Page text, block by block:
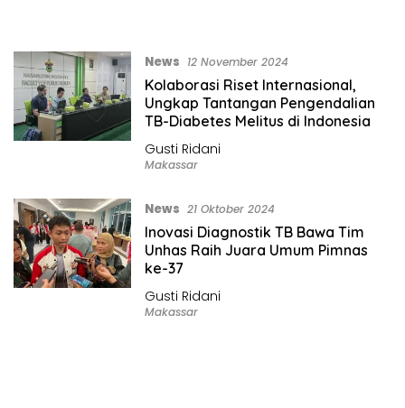
News 12 November 2024
Kolaborasi Riset Internasional,
Ungkap Tantangan Pengendalian
TB-Diabetes Melitus di Indonesia
Gusti Ridani
Makassar
News 21 Oktober 2024
Inovasi Diagnostik TB Bawa Tim
Unhas Raih Juara Umum Pimnas
ke-37
Gusti Ridani
Makassar